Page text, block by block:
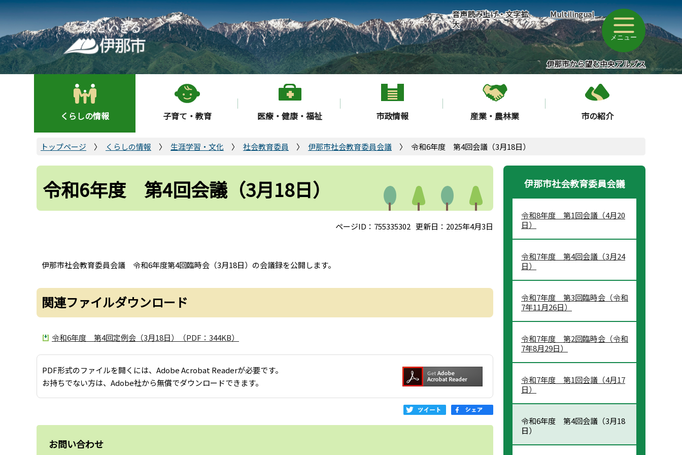
こ
の
ペ
ー
ジ
の
音声読み上げ・文字拡
大
Multilingual
メニュー
伊那市から望む中央アルプス
くらしの情報 子育て・教育 医療・健康・福祉 市政情報 産業・農林業 市の紹介
トップページ くらしの情報 生涯学習・文化 社会教育委員 伊那市社会教育委員会議 令和6年度 第4回会議（3月18日）
令和6年度 第4回会議（3月18日）
ページID：755335302 更新日：2025年4月3日
伊那市社会教育委員会議 令和6年度第4回臨時会（3月18日）の会議録を公開します。
関連ファイルダウンロード
令和6年度 第4回定例会（3月18日）（PDF：344KB）
PDF形式のファイルを開くには、Adobe Acrobat Readerが必要です。
お持ちでない方は、Adobe社から無償でダウンロードできます。
お問い合わせ
伊那市社会教育委員会議
令和8年度 第1回会議（4月20
日）
令和7年度 第4回会議（3月24
日）
令和7年度 第3回臨時会（令和
7年11月26日）
令和7年度 第2回臨時会（令和
7年8月29日）
令和7年度 第1回会議（4月17
日）
令和6年度 第4回会議（3月18
日）